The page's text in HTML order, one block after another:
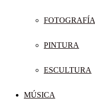
FOTOGRAFÍA
PINTURA
ESCULTURA
MÚSICA